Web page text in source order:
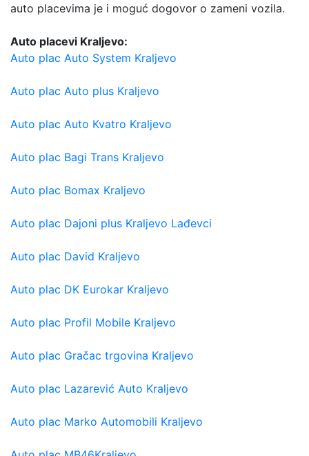
auto placevima je i moguć dogovor o zameni vozila.
Auto placevi Kraljevo:
Auto plac Auto System Kraljevo
Auto plac Auto plus Kraljevo
Auto plac Auto Kvatro Kraljevo
Auto plac Bagi Trans Kraljevo
Auto plac Bomax Kraljevo
Auto plac Dajoni plus Kraljevo Lađevci
Auto plac David Kraljevo
Auto plac DK Eurokar Kraljevo
Auto plac Profil Mobile Kraljevo
Auto plac Gračac trgovina Kraljevo
Auto plac Lazarević Auto Kraljevo
Auto plac Marko Automobili Kraljevo